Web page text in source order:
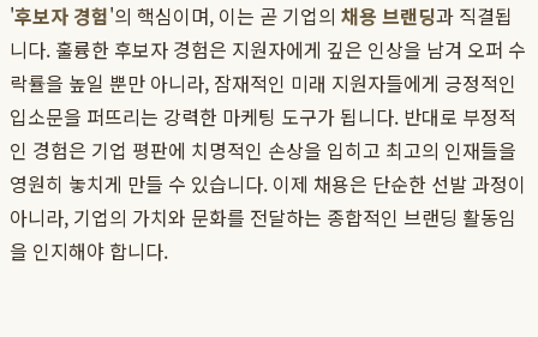
'후보자 경험'의 핵심이며, 이는 곧 기업의 채용 브랜딩과 직결됩
니다. 훌륭한 후보자 경험은 지원자에게 깊은 인상을 남겨 오퍼 수
락률을 높일 뿐만 아니라, 잠재적인 미래 지원자들에게 긍정적인
입소문을 퍼뜨리는 강력한 마케팅 도구가 됩니다. 반대로 부정적
인 경험은 기업 평판에 치명적인 손상을 입히고 최고의 인재들을
영원히 놓치게 만들 수 있습니다. 이제 채용은 단순한 선발 과정이
아니라, 기업의 가치와 문화를 전달하는 종합적인 브랜딩 활동임
을 인지해야 합니다.